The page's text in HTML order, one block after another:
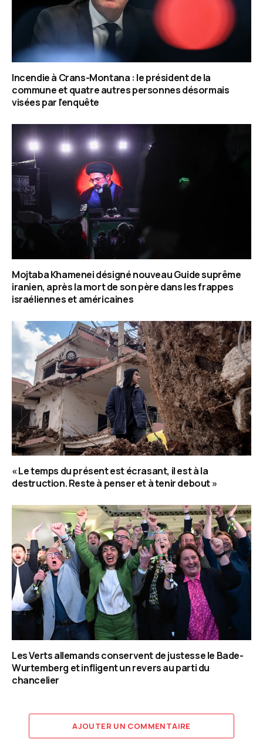
Incendie à Crans-Montana : le président de la
commune et quatre autres personnes désormais
visées par l’enquête
Mojtaba Khamenei désigné nouveau Guide suprême
iranien, après la mort de son père dans les frappes
israéliennes et américaines
« Le temps du présent est écrasant, il est à la
destruction. Reste à penser et à tenir debout »
Les Verts allemands conservent de justesse le Bade-
Wurtemberg et infligent un revers au parti du
chancelier
AJOUTER UN COMMENTAIRE